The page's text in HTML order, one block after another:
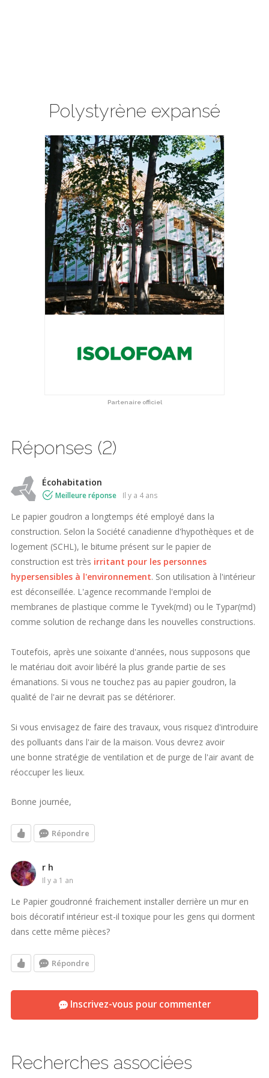
Polystyrène expansé
Partenaire officiel
Réponses (2)
Écohabitation
Meilleure réponse il y a 4 ans
Le papier goudron a longtemps été employé dans la
construction. Selon la Société canadienne d'hypothèques et de
logement (SCHL), le bitume présent sur le papier de
construction est très irritant pour les personnes
hypersensibles à l'environnement. Son utilisation à l'intérieur
est déconseillée. L'agence recommande l'emploi de
membranes de plastique comme le Tyvek(md) ou le Typar(md)
comme solution de rechange dans les nouvelles constructions.
Toutefois, après une soixante d'années, nous supposons que
le matériau doit avoir libéré la plus grande partie de ses
émanations. Si vous ne touchez pas au papier goudron, la
qualité de l'air ne devrait pas se détériorer.
Si vous envisagez de faire des travaux, vous risquez d'introduire
des polluants dans l'air de la maison. Vous devrez avoir
une bonne stratégie de ventilation et de purge de l'air avant de
réoccuper les lieux.
Bonne journée,
Répondre
r h
il y a 1 an
Le Papier goudronné fraichement installer derrière un mur en
bois décoratif intérieur est-il toxique pour les gens qui dorment
dans cette même pièces?
Répondre
Inscrivez-vous pour commenter
Recherches associées